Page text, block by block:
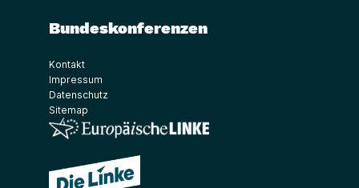
Bundeskonferenzen
Kontakt
Impressum
Datenschutz
Sitemap
(Link öffnet ein neues Fenster)